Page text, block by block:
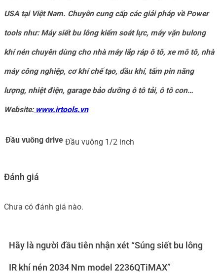
USA tại Việt Nam. Chuyên cung cấp các giải pháp về Power
tools như: Máy siết bu lông kiểm soát lực, máy vặn bulong
khí nén chuyên dùng cho nhà máy lắp ráp ô tô, xe mô tô, nhà
máy công nghiệp, cơ khí chế tạo, dầu khí, tấm pin năng
lượng, nhiệt điện, garage bảo dưỡng ô tô tải, ô tô con…
Website:www.irtools.vn
Đầu vuông drive Đầu vuông 1/2 inch
Đánh giá
Chưa có đánh giá nào.
Hãy là người đầu tiên nhận xét “Súng siết bu lông
IR khí nén 2034 Nm model 2236QTiMAX”